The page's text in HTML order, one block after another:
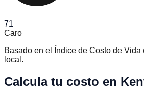
71
Caro
Basado en el Índice de Costo de Vida
local.
Calcula tu costo en